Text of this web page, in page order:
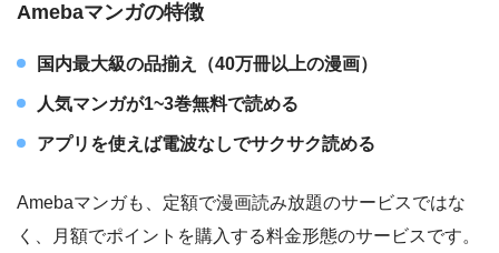
Amebaマンガの特徴
国内最大級の品揃え（40万冊以上の漫画）
人気マンガが1~3巻無料で読める
アプリを使えば電波なしでサクサク読める
Amebaマンガも、定額で漫画読み放題のサービスではな
く、月額でポイントを購入する料金形態のサービスです。